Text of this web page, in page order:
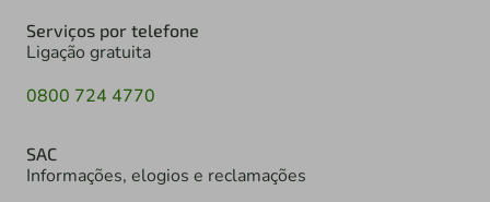
Serviços por telefone
Ligação gratuita
0800 724 4770
SAC
Informações, elogios e reclamações